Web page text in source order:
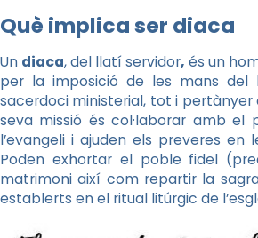
Què implica ser diaca
Un diaca, del llatí servidor, és un
per la imposició de les mans del
sacerdoci ministerial, tot i pertànyer
seva missió és col·laborar amb el
l’evangeli i ajuden els preveres
Poden exhortar el poble fidel
matrimoni així com repartir la
establerts en el ritual litúrgic de